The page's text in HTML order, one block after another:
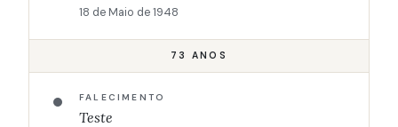
18 de Maio de 1948
73 ANOS
FALECIMENTO
Teste